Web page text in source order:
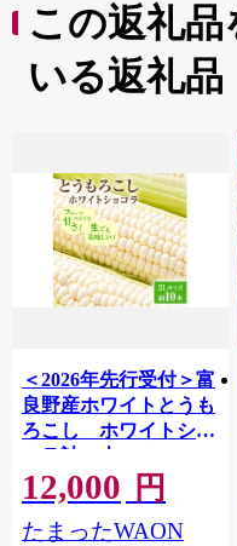
この返礼
いる返礼品
＜2026年先行受付＞富
良野産ホワイトとうも
ろこし ホワイトショ
コラ計10本
【1678459】
12,000 円
たまったWAON